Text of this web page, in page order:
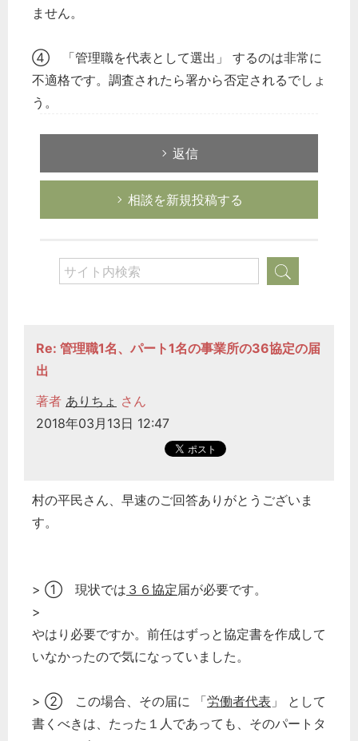
ません。
④ 「管理職を代表として選出」 するのは非常に
不適格です。調査されたら署から否定されるでしょ
う。
返信
相談を新規投稿する
Re: 管理職1名、パート1名の事業所の36協定の届
出
著者 ありちょ さん
2018年03月13日 12:47
村の平民さん、早速のご回答ありがとうございま
す。
> ① 現状では ３６協定届が必要です。
>
やはり必要ですか。前任はずっと協定書を作成して
いなかったので気になっていました。
> ② この場合、その届に 「労働者代表 」 として
書くべきは、たった１人であっても、そのパートタ